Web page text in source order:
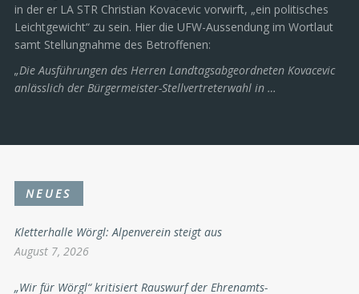
in der er LA STR Christian Kovacevic vorwirft, „ein politisches
Leichtgewicht“ zu sein. Hier die UFW-Aussendung im Wortlaut
samt Stellungnahme des Betroffenen:
„Die Ausführungen des Herren Landtagsabgeordneten Kovacevic
anlässlich der Bürgermeister-Stellvertreterwahl in …
NEUES
Kletterhalle Wörgl: Alpenverein steigt aus
August 7, 2026
„Wir für Wörgl“ kritisiert Rauswurf der Ehrenamts-